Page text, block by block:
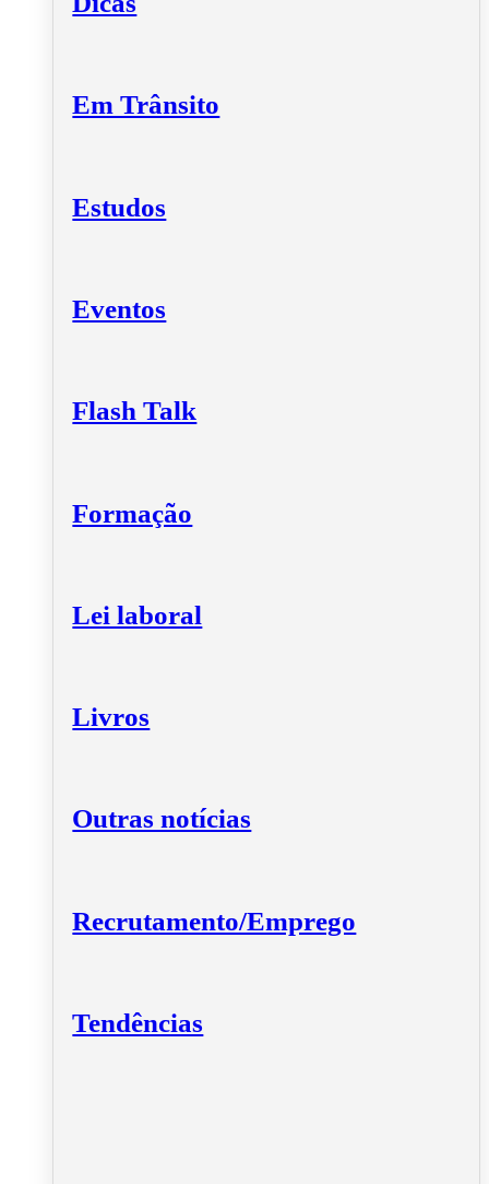
Em Trânsito
Estudos
Eventos
Flash Talk
Formação
Lei laboral
Livros
Outras notícias
Recrutamento/Emprego
Tendências